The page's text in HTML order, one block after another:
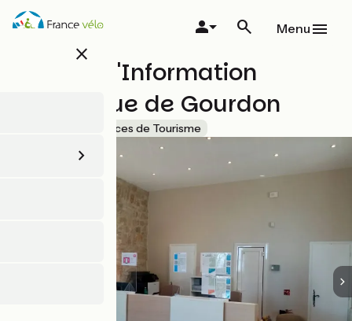
Aller
au
close
Menu
Bureau d'Information
Touristique de Gourdon
Offices de Tourisme